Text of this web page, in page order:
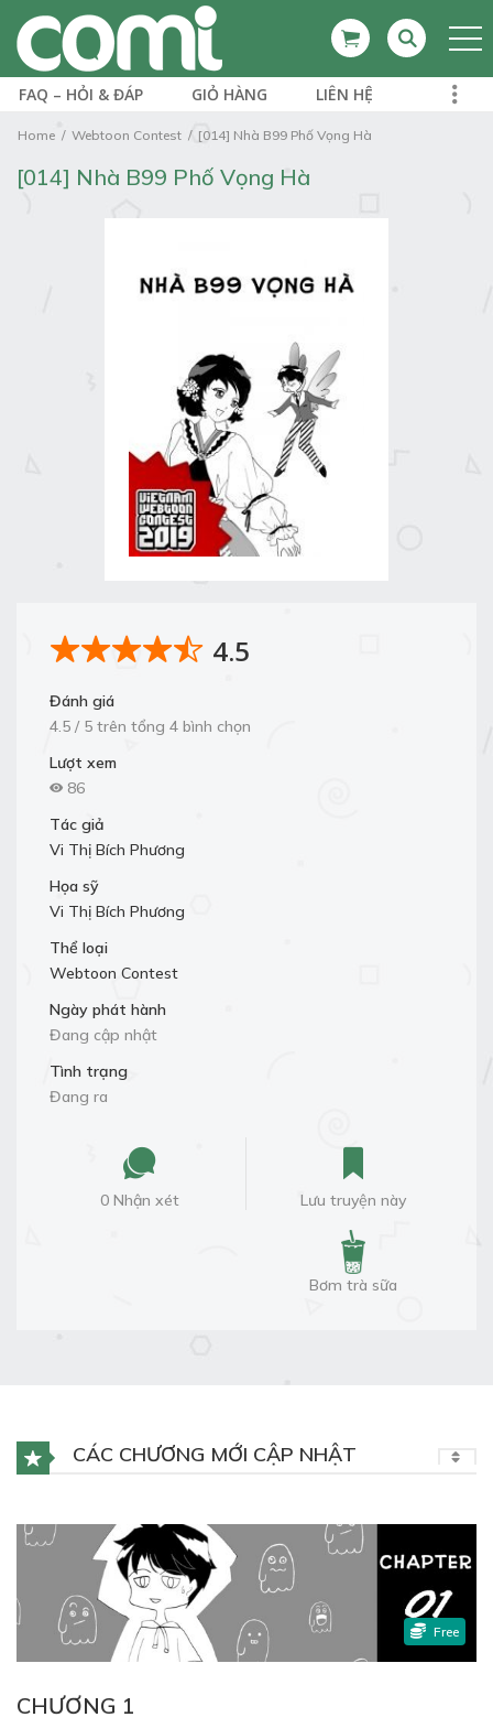
FAQ – HỎI & ĐÁP GIỎ HÀNG LIÊN HỆ
Home Webtoon Contest [014] Nhà B99 Phố Vọng Hà
[014] Nhà B99 Phố Vọng Hà
4.5
Đánh giá
4.5 / 5 trên tổng 4 bình chọn
Lượt xem
86
Tác giả
Vi Thị Bích Phương
Họa sỹ
Vi Thị Bích Phương
Thể loại
Webtoon Contest
Ngày phát hành
Đang cập nhật
Tình trạng
Đang ra
0 Nhận xét Lưu truyện này
Bơm trà sữa
CÁC CHƯƠNG MỚI CẬP NHẬT
CHƯƠNG 1
Free